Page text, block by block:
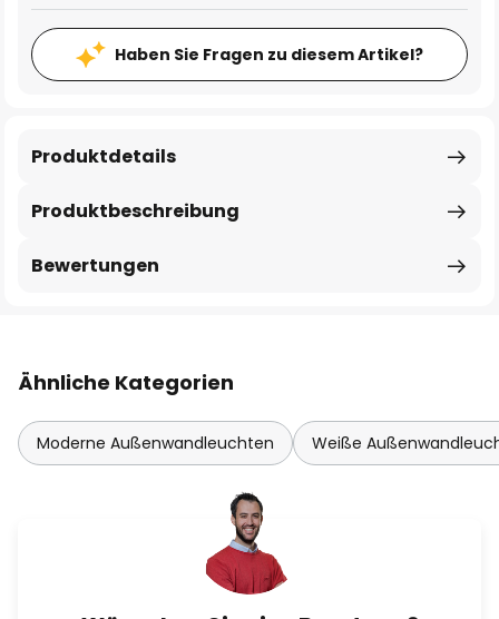
Haben Sie Fragen zu diesem Artikel?
Produktbeschreibung
Produktdetails
Bewertungen
Ähnliche Kategorien
Moderne Außenwandleuchten Weiße